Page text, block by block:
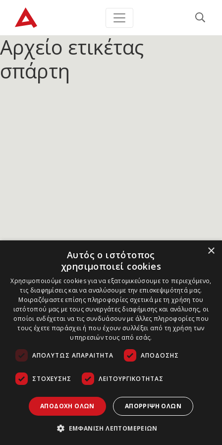
Αρχείο ετικέτας
σπάρτη
×
Αυτός ο ιστότοπος
χρησιμοποιεί cookies
Χρησιμοποιούμε cookies για να εξατομικεύσουμε το περιεχόμενο,
τις διαφημίσεις και να αναλύσουμε την επισκεψιμότητά μας.
Μοιραζόμαστε επίσης πληροφορίες σχετικά με τη χρήση του
ιστότοπού μας με τους συνεργάτες διαφήμισης και ανάλυσης, οι
οποίοι ενδέχεται να τις συνδυάσουν με άλλες πληροφορίες που
τους έχετε παράσχει ή που έχουν συλλέξει από τη χρήση των
υπηρεσιών τους από εσάς.
ΑΠΟΛΎΤΩΣ ΑΠΑΡΑΊΤΗΤΑ ΑΠΌΔΟΣΗΣ
ΣΤΌΧΕΥΣΗΣ ΛΕΙΤΟΥΡΓΙΚΌΤΗΤΑΣ
ΑΠΟΔΟΧΉ ΌΛΩΝ ΑΠΌΡΡΙΨΗ ΌΛΩΝ
ΕΜΦΆΝΙΣΗ ΛΕΠΤΟΜΕΡΕΙΏΝ